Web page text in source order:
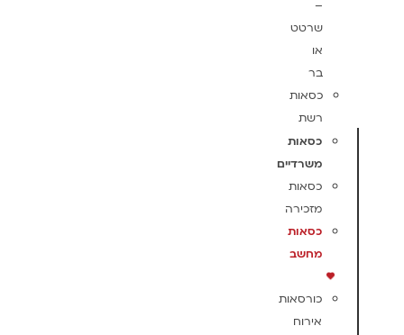
שרטט
בר
כסאות
רשת
כסאות
משרדיים
כסאות
מזכירה
כסאות
מחשב
כורסאות
אירוח